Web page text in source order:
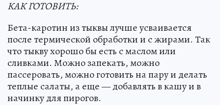
КАК ГОТОВИТЬ:
Бета-каротин из тыквы лучше усваивается
после термической обработки и с жирами. Так
что тыкву хорошо бы есть с маслом или
сливками. Можно запекать, можно
пассеровать, можно готовить на пару и делать
теплые салаты, а еще — добавлять в кашу и в
начинку для пирогов.